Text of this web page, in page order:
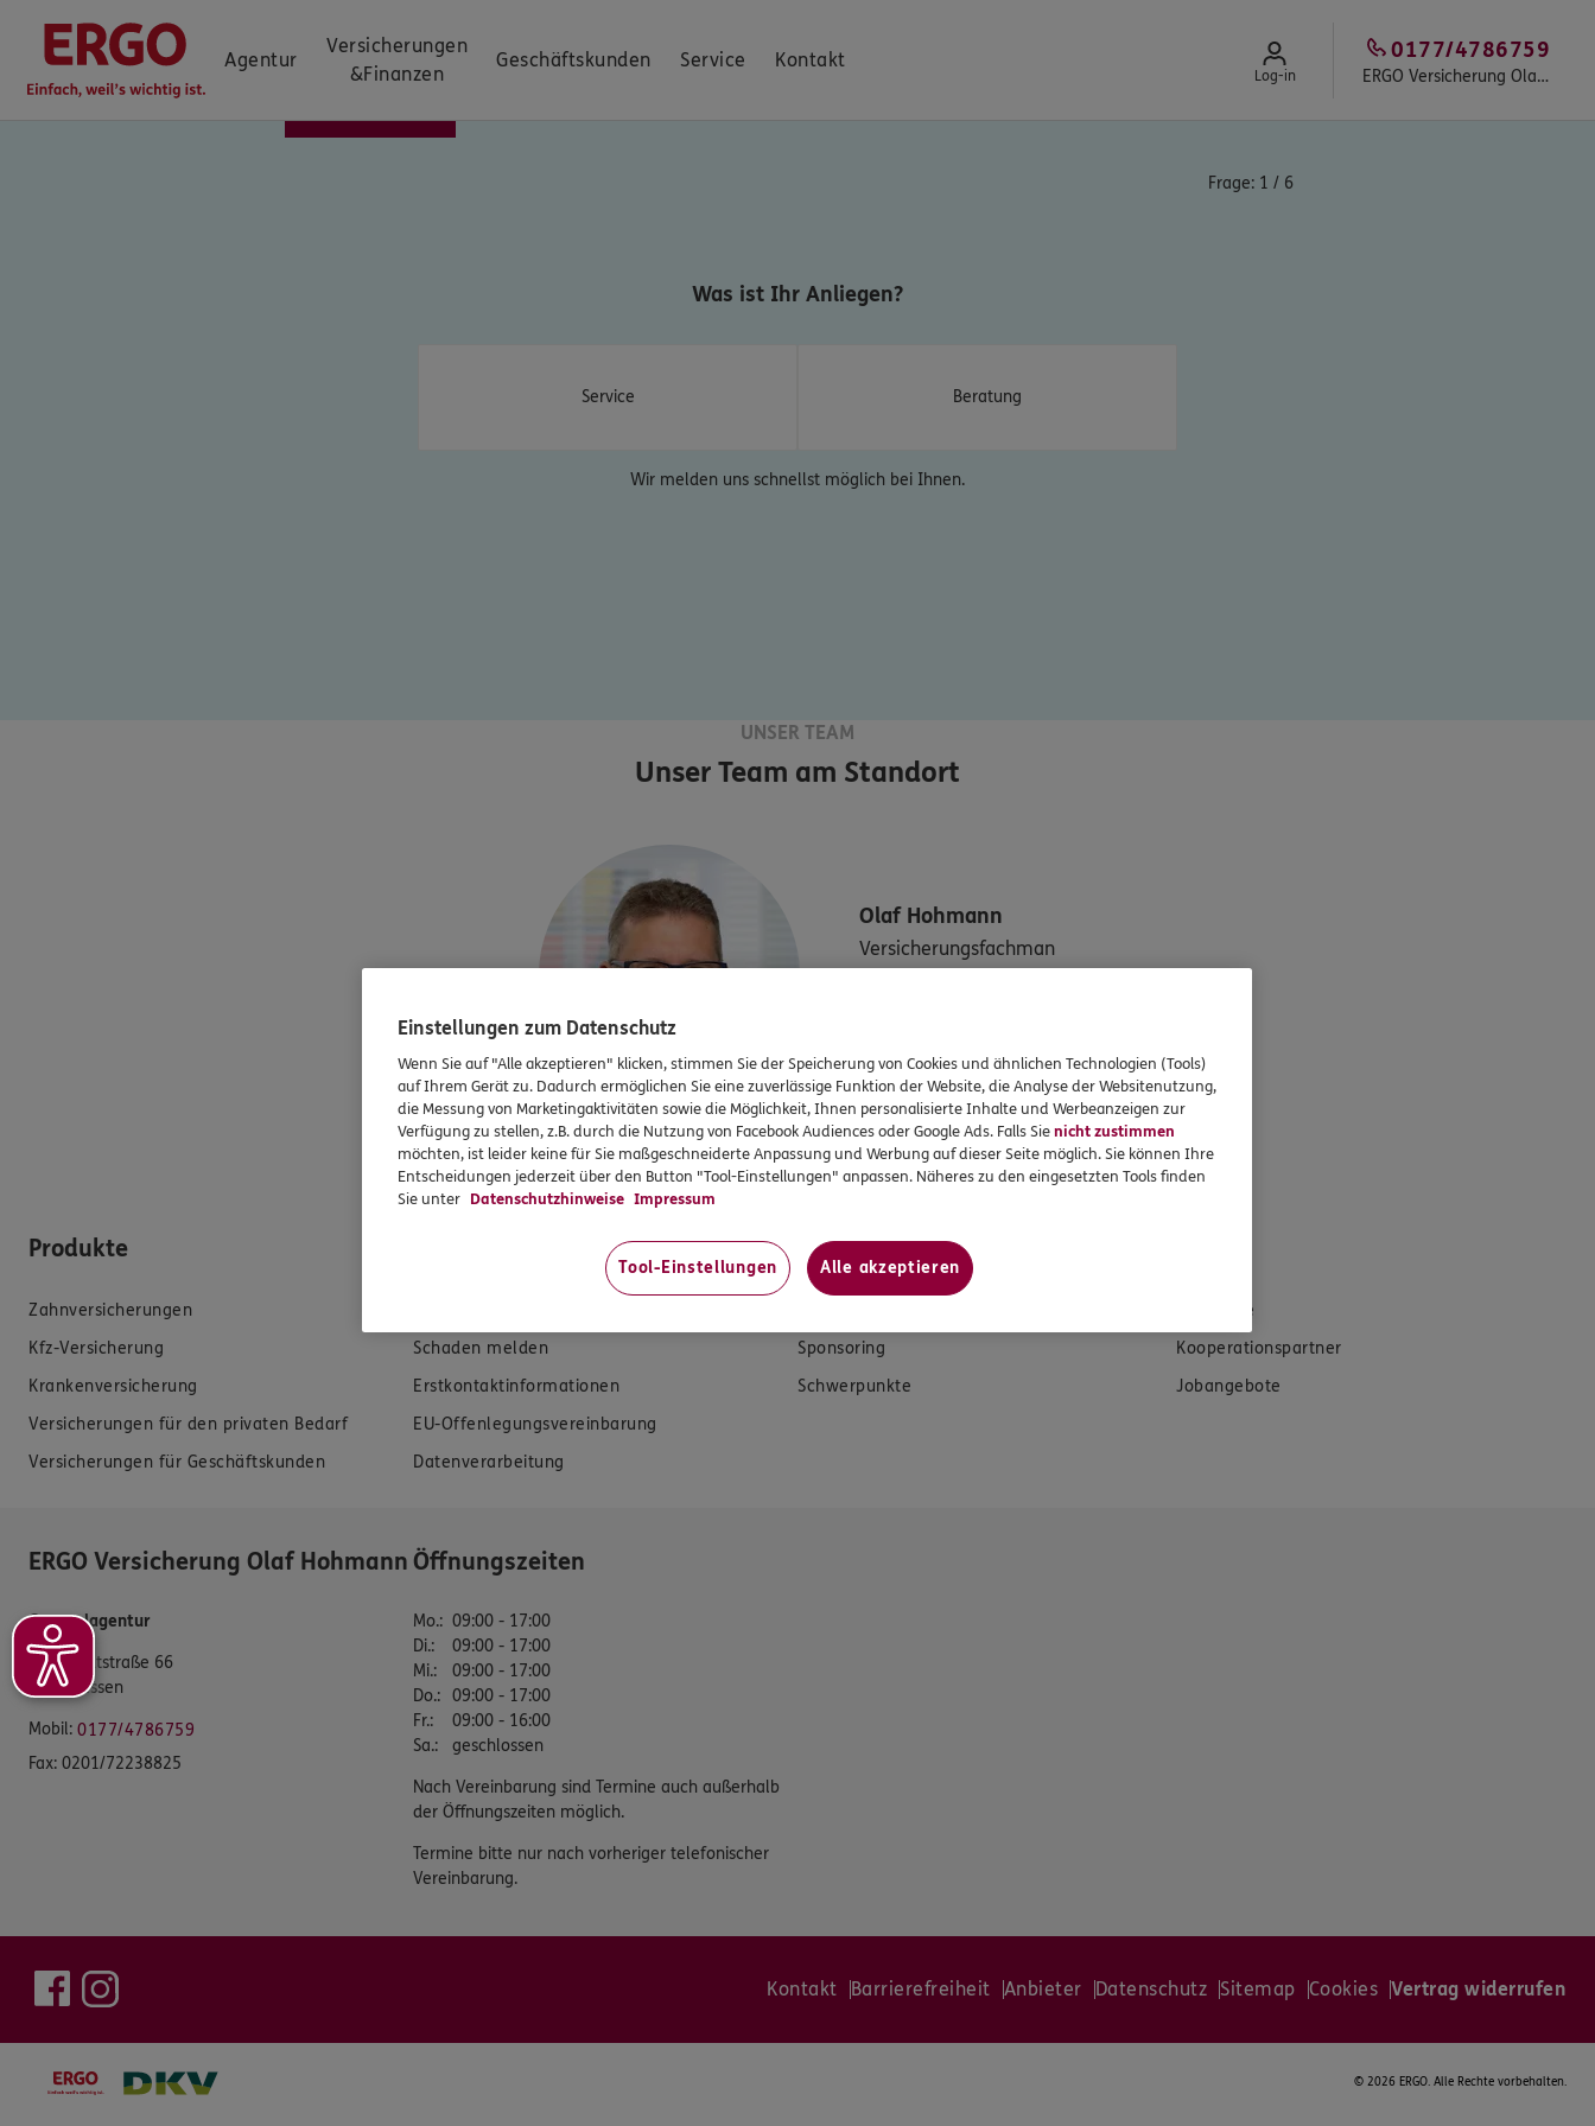
Agentur
Versicherungen
&Finanzen
Geschäftskunden Service Kontakt
Log-in ERGO Versicherung Olaf Hohmann
0177/4786759
Frage: 1 / 6
Was ist Ihr Anliegen?
Service Beratung
Wir melden uns schnellst möglich bei Ihnen.
UNSER TEAM
Unser Team am Standort
Olaf Hohmann
Versicherungsfachman
Produkte
Zahnversicherungen
Kfz-Versicherung
Krankenversicherung
Versicherungen für den privaten Bedarf
Versicherungen für Geschäftskunden
Schaden melden
Erstkontaktinformationen
EU-Offenlegungsvereinbarung
Datenverarbeitung
Das könnte Sie auch interessieren
Standorte
Sponsoring
Kooperationspartner
Schwerpunkte
Jobangebote
ERGO Versicherung Olaf Hohmann
Generalagentur
Wiedfeldtstraße 66
45133 Essen
Mobil: 0177/4786759
Fax: 0201/72238825
Öffnungszeiten
Mo.: 09:00 - 17:00
Di.:
09:00 - 17:00
Mi.:
09:00 - 17:00
Do.: 09:00 - 17:00
Fr.:
09:00 - 16:00
Sa.: geschlossen
Nach Vereinbarung sind Termine auch außerhalb
der Öffnungszeiten möglich.
Termine bitte nur nach vorheriger telefonischer
Vereinbarung.
Kontakt Barrierefreiheit Anbieter Datenschutz Sitemap Cookies Vertrag widerrufen
© 2026 ERGO. Alle Rechte vorbehalten.
Einstellungen zum Datenschutz
Wenn Sie auf "Alle akzeptieren" klicken, stimmen Sie der Speicherung von Cookies und ähnlichen Technologien (Tools)
auf Ihrem Gerät zu. Dadurch ermöglichen Sie eine zuverlässige Funktion der Website, die Analyse der Websitenutzung,
die Messung von Marketingaktivitäten sowie die Möglichkeit, Ihnen personalisierte Inhalte und Werbeanzeigen zur
Verfügung zu stellen, z.B. durch die Nutzung von Facebook Audiences oder Google Ads. Falls Sienicht zustimmen
möchten, ist leider keine für Sie maßgeschneiderte Anpassung und Werbung auf dieser Seite möglich. Sie können Ihre
Entscheidungen jederzeit über den Button "Tool-Einstellungen" anpassen. Näheres zu den eingesetzten Tools finden
Sie unter Datenschutzhinweise Impressum
Tool-Einstellungen Alle akzeptieren